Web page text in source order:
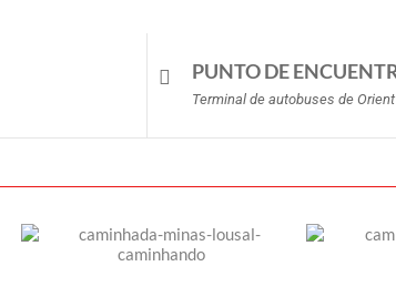
PUNTO DE
Terminal de autobuses de Orient